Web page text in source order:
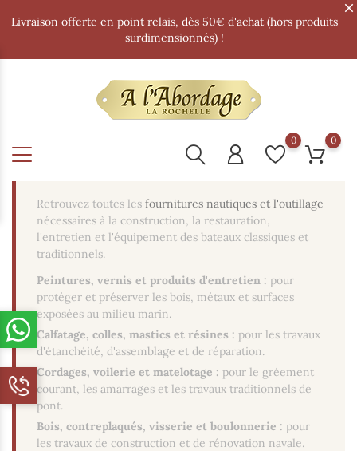
Livraison offerte en point relais, dès 50€ d'achat (hors produits
surdimensionnés) !
0 0
Retrouvez toutes les fournitures nautiques et l'outillage
nécessaires à la construction, la restauration,
l'entretien et l'équipement des bateaux classiques et
traditionnels.
Peintures, vernis et produits d'entretien : pour
protéger et préserver les bois, métaux et surfaces
exposées au milieu marin.
Calfatage, colles, mastics et résines : pour les travaux
d'étanchéité, d'assemblage et de réparation.
Cordages, voilerie et matelotage : pour le gréement
courant, les amarrages et les travaux traditionnels de
pont.
Bois, contreplaqués, visserie et boulonnerie : pour
les travaux de construction et de rénovation navale.